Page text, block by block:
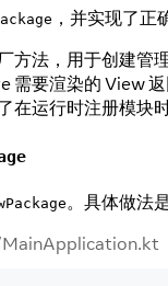
，并实现了
方法，用于创建管
需要渲染的 View
在运行时注册模块
。具体做法